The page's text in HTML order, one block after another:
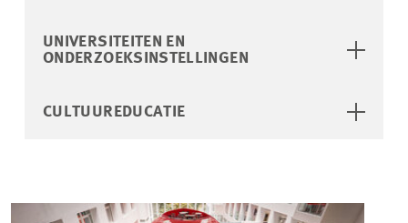
UNIVERSITEITEN EN
ONDERZOEKSINSTELLINGEN
CULTUUREDUCATIE